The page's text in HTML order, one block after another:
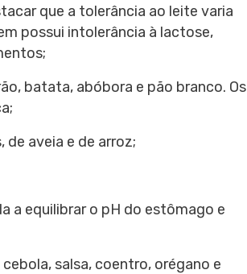
que a tolerância ao leite varia
possui intolerância à lactose,
batata, abóbora e pão branco. Os
de aveia e de arroz;
a equilibrar o pH do estômago e
salsa, coentro, orégano e